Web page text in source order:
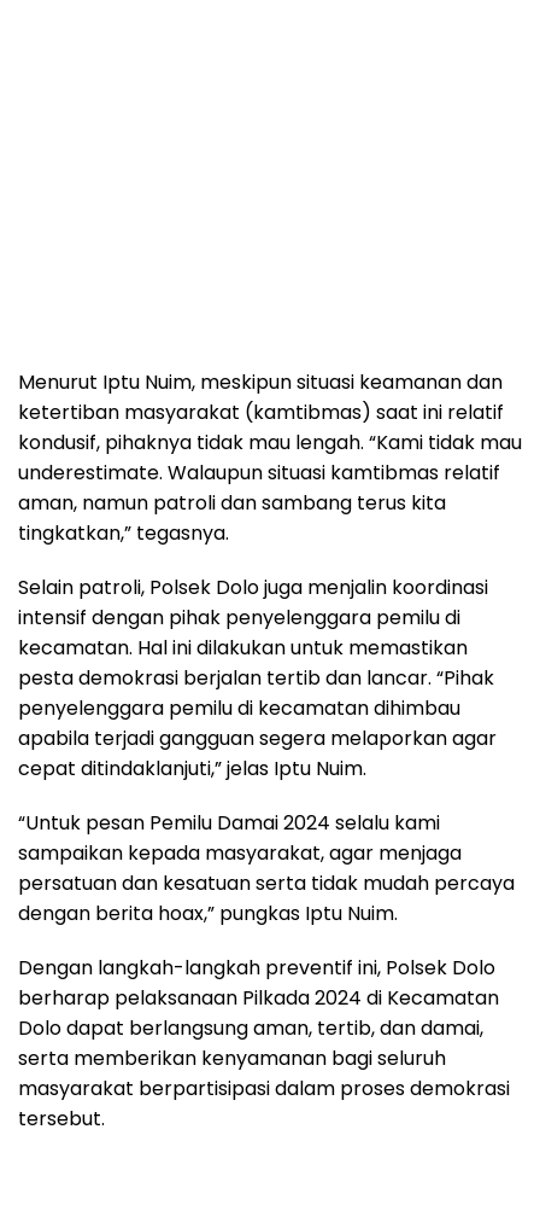
Menurut Iptu Nuim, meskipun situasi keamanan dan
ketertiban masyarakat (kamtibmas) saat ini relatif
kondusif, pihaknya tidak mau lengah. “Kami tidak mau
underestimate. Walaupun situasi kamtibmas relatif
aman, namun patroli dan sambang terus kita
tingkatkan,” tegasnya.
Selain patroli, Polsek Dolo juga menjalin koordinasi
intensif dengan pihak penyelenggara pemilu di
kecamatan. Hal ini dilakukan untuk memastikan
pesta demokrasi berjalan tertib dan lancar. “Pihak
penyelenggara pemilu di kecamatan dihimbau
apabila terjadi gangguan segera melaporkan agar
cepat ditindaklanjuti,” jelas Iptu Nuim.
“Untuk pesan Pemilu Damai 2024 selalu kami
sampaikan kepada masyarakat, agar menjaga
persatuan dan kesatuan serta tidak mudah percaya
dengan berita hoax,” pungkas Iptu Nuim.
Dengan langkah-langkah preventif ini, Polsek Dolo
berharap pelaksanaan Pilkada 2024 di Kecamatan
Dolo dapat berlangsung aman, tertib, dan damai,
serta memberikan kenyamanan bagi seluruh
masyarakat berpartisipasi dalam proses demokrasi
tersebut.